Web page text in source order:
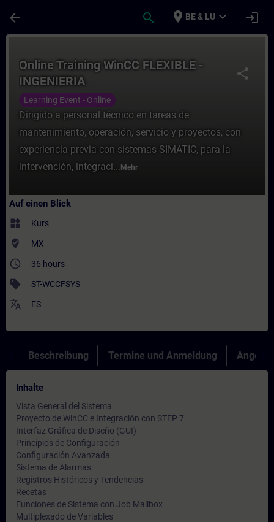
arrow_back search place BE & LU expand_more login
share
Online Training WinCC FLEXIBLE -
INGENIERIA
Learning Event - Online
Dirigido a personal técnico en tareas de
mantenimiento, operación, servicio y proyectos, con
experiencia previa con sistemas SIMATIC, para la
intervención, integraci... Mehr
Auf einen Blick
widgets Kurs
where_to_vote MX
access_time 36 hours
sell ST-WCCFSYS
translate ES
Beschreibung Termine und Anmeldung Angebot
Inhalte
Vista General del Sistema
Proyecto de WinCC e Integración con STEP 7
Interfaz Gráfica de Diseño (GUI)
Principios de Configuración
Configuración Avanzada
Sistema de Alarmas
Registros Históricos y Tendencias
Recetas
Funciones de Sistema con Job Mailbox
Multiplexado de Variables